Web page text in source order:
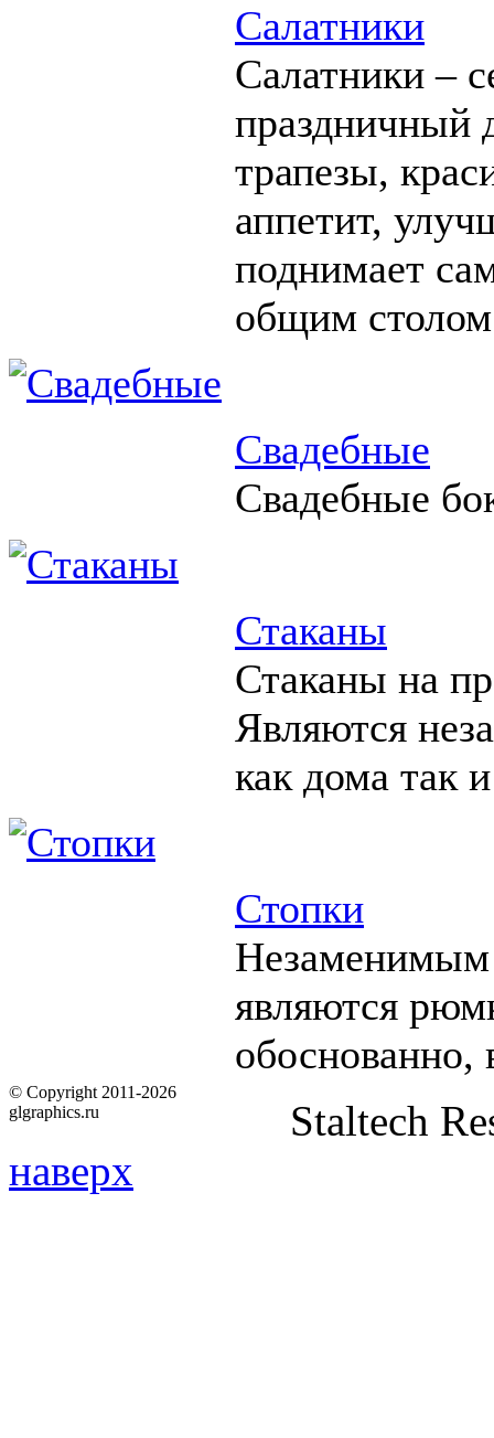
Салатники
Салатники –
праздничный
трапезы,
аппетит,
поднимает
общим
Свадебные
Свадебные
Стаканы
Стаканы на
Являются
как дома так
Стопки
Незаменимым
являются
обоснованно,
© Copyright 2011-2026
glgraphics.ru
Staltech
наверх